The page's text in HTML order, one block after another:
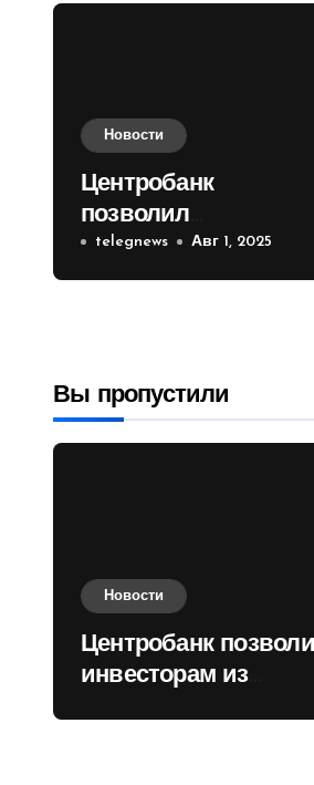
Новости
Центробанк
позволил
инвесторам из
враждебных
telegnews Авг 1, 2025
Вы пропустили
Новости
Центробанк
инвесторам из